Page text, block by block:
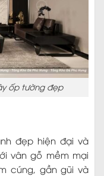
ốp tường đẹp
đẹp hiện đại và
vân gỗ mềm mại
cúng, gần gũi và